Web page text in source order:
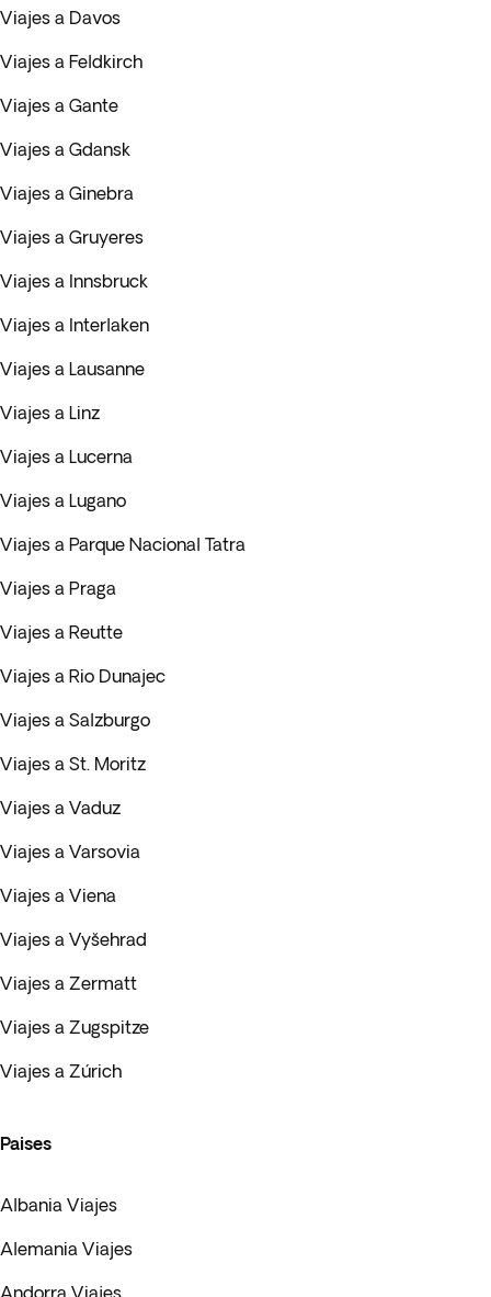
Viajes a Davos
Viajes a Feldkirch
Viajes a Gante
Viajes a Gdansk
Viajes a Ginebra
Viajes a Gruyeres
Viajes a Innsbruck
Viajes a Interlaken
Viajes a Lausanne
Viajes a Linz
Viajes a Lucerna
Viajes a Lugano
Viajes a Parque Nacional Tatra
Viajes a Praga
Viajes a Reutte
Viajes a Rio Dunajec
Viajes a Salzburgo
Viajes a St. Moritz
Viajes a Vaduz
Viajes a Varsovia
Viajes a Viena
Viajes a Vyšehrad
Viajes a Zermatt
Viajes a Zugspitze
Viajes a Zúrich
Paises
Albania Viajes
Alemania Viajes
Andorra Viajes